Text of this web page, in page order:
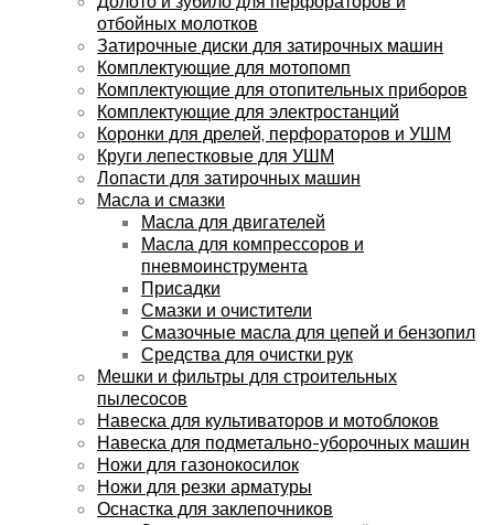
отбойных молотков
Затирочные диски для затирочных машин
Комплектующие для мотопомп
Комплектующие для отопительных приборов
Комплектующие для электростанций
Коронки для дрелей, перфораторов и УШМ
Круги лепестковые для УШМ
Лопасти для затирочных машин
Масла и смазки
Масла для двигателей
Масла для компрессоров и
пневмоинструмента
Присадки
Смазки и очистители
Смазочные масла для цепей и бензопил
Средства для очистки рук
Мешки и фильтры для строительных
пылесосов
Навеска для культиваторов и мотоблоков
Навеска для подметально-уборочных машин
Ножи для газонокосилок
Ножи для резки арматуры
Оснастка для заклепочников